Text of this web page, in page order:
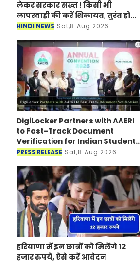
लेकर सरकार सख्त ! किसी भी
लापरवाही की करें शिकायत, तुरंत होगी
कार्रवाई
HINDI NEWS Sat,8 Aug 2026
DigiLocker Partners with AAERI
to Fast-Track Document
Verification for Indian Students
Heading to Australia
PRESS RELEASE Sat,8 Aug 2026
हरियाणा में इन छात्रों को मिलेंगे 12
हजार रुपये, ऐसे करें आवेदन